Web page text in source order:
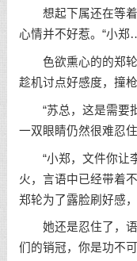
想起下属还在等着
心情并不好惹。“小郑
色欲熏心的的郑轮
趁机讨点好感度，撞
“苏总，这是需要
一双眼睛仍然很难忍
“小郑，文件你让
火，言语中已经带着
郑轮为了露脸刷好感
她还是忍住了，语
们的销冠，你是功不